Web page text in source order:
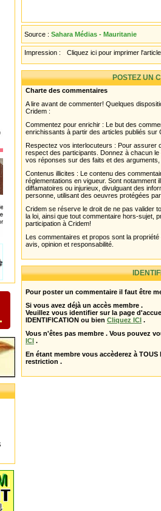
Source : Sahara Médias - Mauritanie
Impression : Cliquez ici pour imprimer l'article
POSTEZ UN
Charte des commentaires
A lire avant de commenter! Quelques
Cridem :
Commentez pour enrichir : Le but des
enrichissants à partir des articles publiés sur
Respectez vos interlocuteurs : Pour assurer
respect des participants. Donnez à chacun
vos réponses sur des faits et des arguments,
Contenus illicites : Le contenu des
réglementations en vigueur. Sont notamment
diffamatoires ou injurieux, divulguant des
personne, utilisant des oeuvres protégées
Cridem se réserve le droit de ne pas valider
la loi, ainsi que tout commentaire hors-sujet,
participation à Cridem!
Les commentaires et propos sont la
avis, opinion et responsabilité.
Pour poster un commentaire il faut être
Si vous avez déjà un accès membre .
Veuillez vous identifier sur la page
IDENTIFICATION ou bien Cliquez ICI .
Vous n'êtes pas membre . Vous pouvez
ICI .
En étant membre vous accèderez à
restriction .